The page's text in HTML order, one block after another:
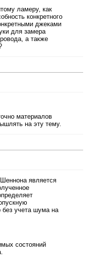
ламеру, как
конкретного
джеками
для замера
а также
материалов
на эту тему.
является
без учета шума на
состояний